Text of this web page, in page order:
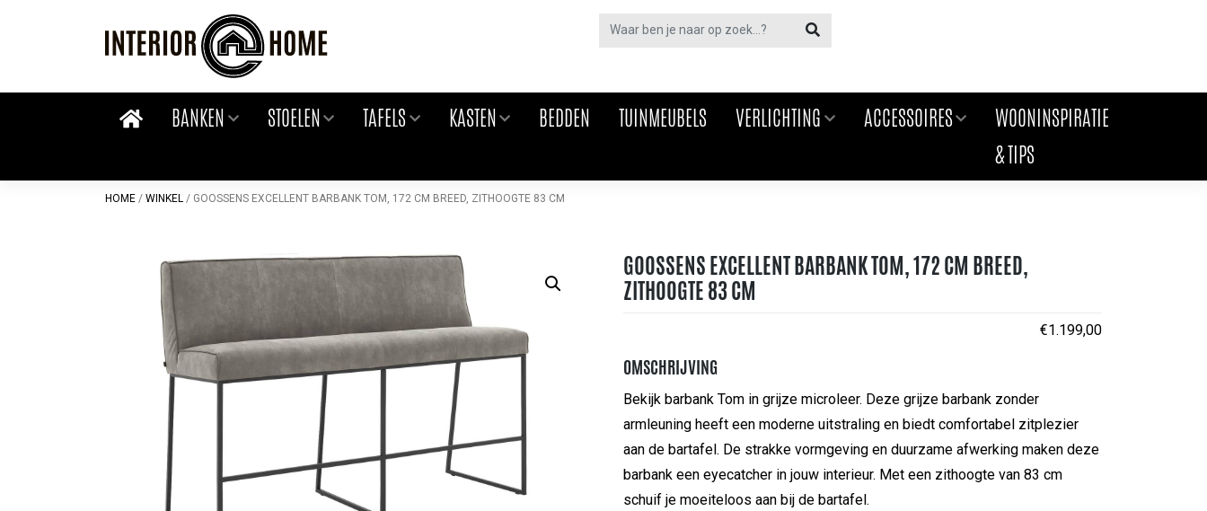
BANKEN STOELEN TAFELS KASTEN BEDDEN TUINMEUBELS VERLICHTING ACCESSOIRES
WOONINSPIRATIE
& TIPS
HOME / WINKEL / GOOSSENS EXCELLENT BARBANK TOM, 172 CM BREED, ZITHOOGTE 83 CM
GOOSSENS EXCELLENT BARBANK TOM, 172 CM BREED,
ZITHOOGTE 83 CM
€1.199,00
OMSCHRIJVING
Bekijk barbank Tom in grijze microleer. Deze grijze barbank zonder
armleuning heeft een moderne uitstraling en biedt comfortabel zitplezier
aan de bartafel. De strakke vormgeving en duurzame afwerking maken deze
barbank een eyecatcher in jouw interieur. Met een zithoogte van 83 cm
schuif je moeiteloos aan bij de bartafel.